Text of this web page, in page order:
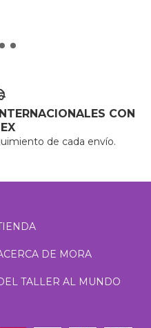
CON
de cada envío.
DE MORA
TALLER AL MUNDO